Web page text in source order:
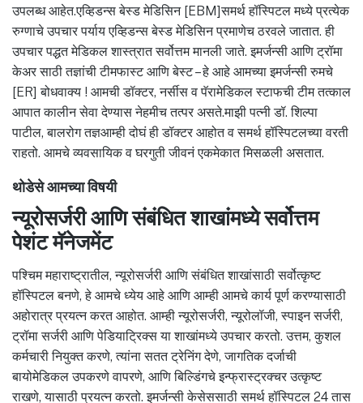
उपलब्ध आहेत.एव्हिडन्स बेस्ड मेडिसिन [EBM]समर्थ हॉस्पिटल मध्ये प्रत्येक
रुग्णाचे उपचार पर्याय एव्हिडन्स बेस्ड मेडिसिन प्रमाणेच ठरवले जातात. ही
उपचार पद्धत मेडिकल शास्त्रात सर्वोत्तम मानली जाते. इमर्जन्सी आणि ट्रॉमा
केअर साठी तज्ञांची टीमफास्ट आणि बेस्ट – हे आहे आमच्या इमर्जन्सी रुमचे
[ER] बोधवाक्य ! आमची डॉक्टर, नर्सीस व पॅरामेडिकल स्टाफची टीम तत्काल
आपात कालीन सेवा देण्यास नेहमीच तत्पर असते.माझी पत्नी डॉ. शिल्पा
पाटील, बालरोग तज्ञआम्ही दोघं ही डॉक्टर आहोत व समर्थ हॉस्पिटलच्या वरती
राहतो. आमचे व्यवसायिक व घरगुती जीवनं एकमेकात मिसळली असतात.
थोडेसे आमच्या विषयी
न्यूरोसर्जरी आणि संबंधित शाखांमध्ये सर्वोत्तम
पेशंट मॅनेजमेंट
पश्चिम महाराष्ट्रातील, न्यूरोसर्जरी आणि संबंधित शाखांसाठी सर्वोत्कृष्ट
हॉस्पिटल बनणे, हे आमचे ध्येय आहे आणि आम्ही आमचे कार्य पूर्ण करण्यासाठी
अहोरात्र प्रयत्न करत आहोत. आम्ही न्यूरोसर्जरी, न्यूरोलॉजी, स्पाइन सर्जरी,
ट्रॉमा सर्जरी आणि पेडियाट्रिक्स या शाखांमध्ये उपचार करतो. उत्तम, कुशल
कर्मचारी नियुक्त करणे, त्यांना सतत ट्रेनिंग देणे, जागतिक दर्जाची
बायोमेडिकल उपकरणे वापरणे, आणि बिल्डिंगचे इन्फ्रास्ट्रक्चर उत्कृष्ट
राखणे, यासाठी प्रयत्न करतो. इमर्जन्सी केसेससाठी समर्थ हॉस्पिटल 24 तास